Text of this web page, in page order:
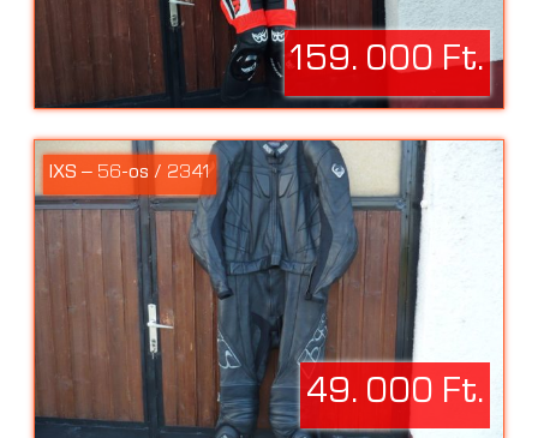
159. 000 Ft.
IXS – 56-os / 2341
49. 000 Ft.